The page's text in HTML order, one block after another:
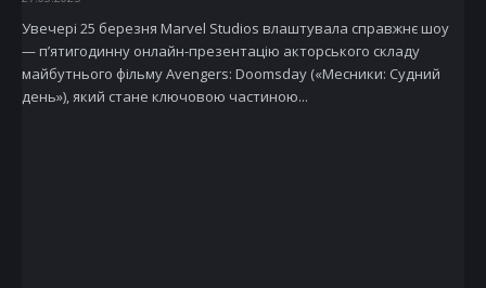
Увечері 25 березня Marvel Studios влаштувала справжнє шоу
— п’ятигодинну онлайн-презентацію акторського складу
майбутнього фільму Avengers: Doomsday («Месники: Судний
день»), який стане ключовою частиною...